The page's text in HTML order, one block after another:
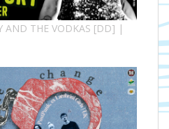
AND THE VODKAS [DD] |